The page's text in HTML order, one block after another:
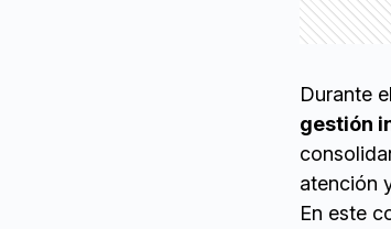
Durante
gestión
atención
En este